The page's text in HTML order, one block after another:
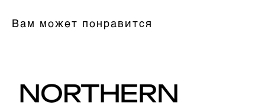
Вам может понравится
Возврат